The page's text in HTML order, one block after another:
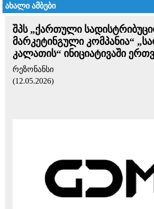
ახალი ამბები
შპს „ქართული
მარკეტინგული კომპანია“
კალათის“ ინიციატივაში
რეზონანსი
(12.05.2026)